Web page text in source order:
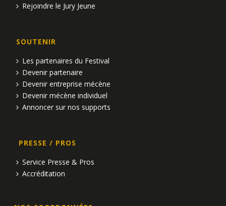
Rejoindre le Jury Jeune
SOUTENIR
Les partenaires du Festival
Devenir partenaire
Devenir entreprise mécène
Devenir mécène individuel
Annoncer sur nos supports
PRESSE / PROS
Service Presse & Pros
Accréditation